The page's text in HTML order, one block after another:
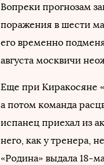
Вопреки прогнозам
поражения в шести
его временно
августа москвичи
Еще при Киракосяне
а потом команда
испанец приехал из
него, как у тренера,
«Родина» выдала 18-